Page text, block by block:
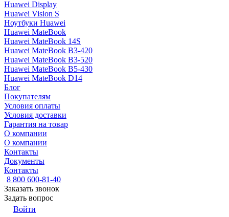
Huawei Display
Huawei Vision S
Ноутбуки Huawei
Huawei MateBook
Huawei MateBook 14S
Huawei MateBook B3-420
Huawei MateBook B3-520
Huawei MateBook B5-430
Huawei MateBook D14
Блог
Покупателям
Условия оплаты
Условия доставки
Гарантия на товар
О компании
О компании
Контакты
Документы
Контакты
8 800 600-81-40
Заказать звонок
Задать вопрос
Войти